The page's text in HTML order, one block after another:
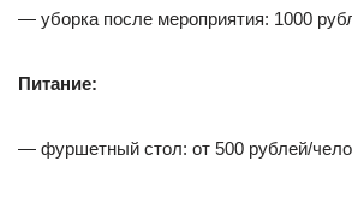
— уборка после мероприятия: 1000
Питание:
— фуршетный стол: от 500 рублей/